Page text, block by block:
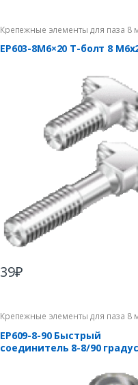
Крепежные элементы для паза 8
EP603-8М6×20 Т-болт 8
39₽
Крепежные элементы для паза 8
EP609-8-90 Быстрый
соединитель 8-8/90